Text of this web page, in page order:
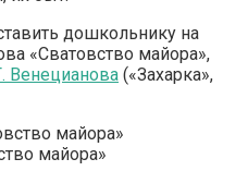
дошкольнику на
«Сватовство майора»,
Венецианова («Захарка»,
майора»